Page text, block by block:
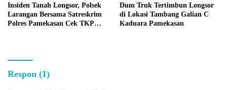
Insiden Tanah Longsor, Polsek
Larangan Bersama Satreskrim
Polres Pamekasan Cek TKP
Dum Truk Tertimbun Longsor
di Lokasi Tambang Galian C
Kaduara Pamekasan
Respon (1)